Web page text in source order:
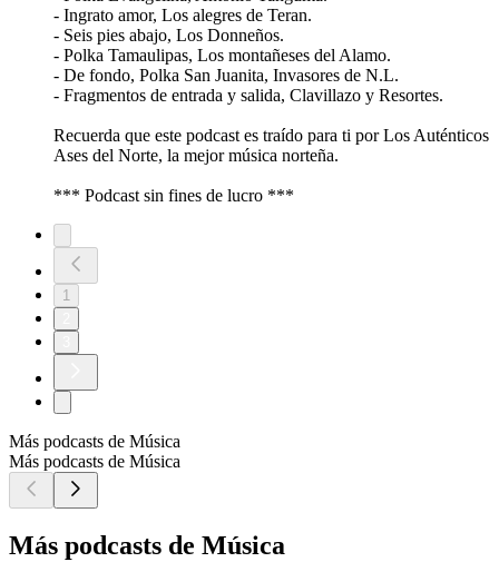
- Ingrato amor, Los alegres de Teran.
- Seis pies abajo, Los Donneños.
- Polka Tamaulipas, Los montañeses del Alamo.
- De fondo, Polka San Juanita, Invasores de N.L.
- Fragmentos de entrada y salida, Clavillazo y Resortes.
Recuerda que este podcast es traído para ti por Los Auténticos
Ases del Norte, la mejor música norteña.
*** Podcast sin fines de lucro ***
1
Más podcasts de Música
Más podcasts de Música
Más podcasts de Música